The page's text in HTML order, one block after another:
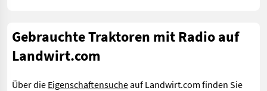
Gebrauchte Traktoren mit Radio auf
Landwirt.com
Über die Eigenschaftensucheauf Landwirt.com finden Sie